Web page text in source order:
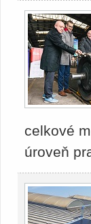
celkové
úroveň